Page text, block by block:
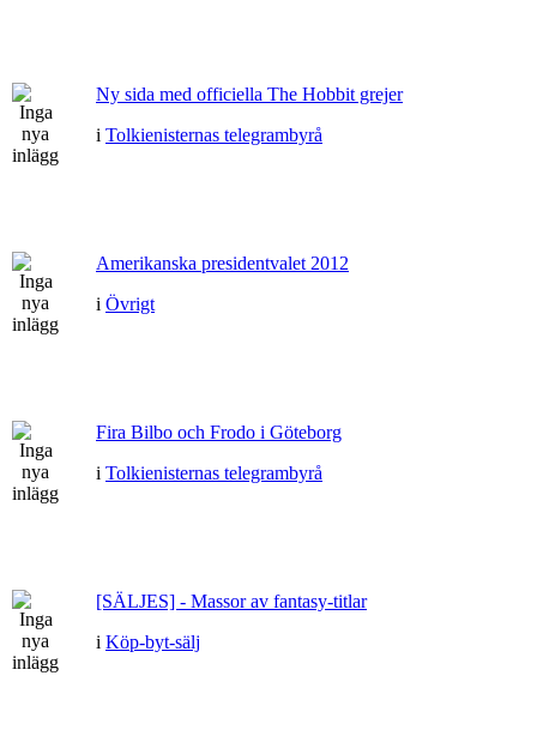
Ny sida med officiella The Hobbit grejer
i Tolkienisternas telegrambyrå
Amerikanska presidentvalet 2012
i Övrigt
Fira Bilbo och Frodo i Göteborg
i Tolkienisternas telegrambyrå
[SÄLJES] - Massor av fantasy-titlar
i Köp-byt-sälj